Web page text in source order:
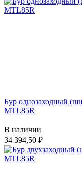
Бур однозаходный
MTL85R
В наличии
34 394,50